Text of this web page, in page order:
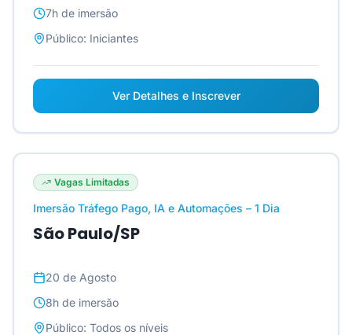
7h de imersão
Público: Iniciantes
Ver Detalhes e Inscrever
Vagas Limitadas
Imersão Tráfego Pago, IA e Automações – 1 Dia
São Paulo/SP
20 de Agosto
8h de imersão
Público: Todos os níveis